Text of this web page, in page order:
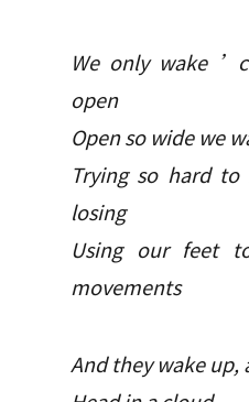
We only wake
open
Open so wide we
Trying so hard
losing
Using our feet
movements
And they wake up,